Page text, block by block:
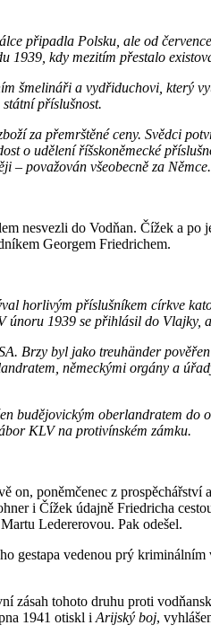
připadla Polsku, ale od
1939, kdy mezitím přestalo
šmelináři a vydřiduchovi, který
příslušnost.
za přemrštěné ceny. Svědci
o udělení říšskoněmecké
– považován všeobecně za Němce.
nesvezli do Vodňan. Čížek a
Georgem Friedrichem.
horlivým příslušníkem církve
únoru 1939 se přihlásil do Vlajky,
Brzy byl jako treuhänder
německými orgány a
budějovickým oberlandratem
KLV na protivínském zámku.
poněmčenec z
i Čížek údajně Friedricha
Ledererovou. Pak odešel.
gestapa vedenou prý
zásah tohoto druhu proti
1941 otiskl i Arijský boj,